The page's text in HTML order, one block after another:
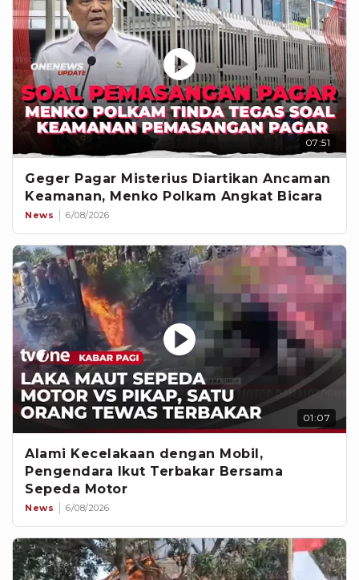
07:51
Geger Pagar Misterius Diartikan Ancaman
Keamanan, Menko Polkam Angkat Bicara
News 6/08/2026
01:07
Alami Kecelakaan dengan Mobil,
Pengendara Ikut Terbakar Bersama
Sepeda Motor
News 6/08/2026